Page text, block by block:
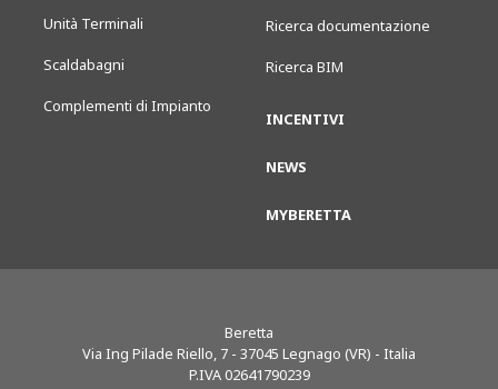
Unità Terminali
Scaldabagni
Complementi di Impianto
Ricerca documentazione
Ricerca BIM
INCENTIVI
NEWS
MYBERETTA
Beretta
Via Ing Pilade Riello, 7 - 37045 Legnago (VR) - Italia
P.IVA 02641790239